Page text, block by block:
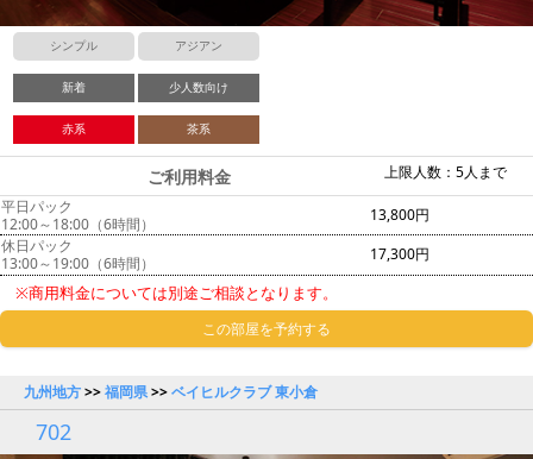
シンプル アジアン
新着 少人数向け
赤系 茶系
上限人数：5人まで
ご利用料金
平日パック
12:00～18:00（6時間）
13,800円
休日パック
13:00～19:00（6時間）
17,300円
※商用料金については別途ご相談となります。
この部屋を予約する
九州地方>>福岡県>>ベイヒルクラブ 東小倉
702